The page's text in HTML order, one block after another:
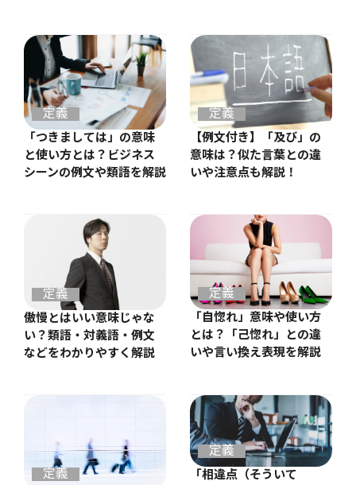
定義
「つきましては」の意味
と使い方とは？ビジネス
シーンの例文や類語を解説
定義
【例文付き】「及び」の
意味は？似た言葉との違
いや注意点も解説！
定義
傲慢とはいい意味じゃな
い？類語・対義語・例文
などをわかりやすく解説
定義
「自惚れ」意味や使い方
とは？「己惚れ」との違
いや言い換え表現を解説
定義
定義
「相違点（そういて